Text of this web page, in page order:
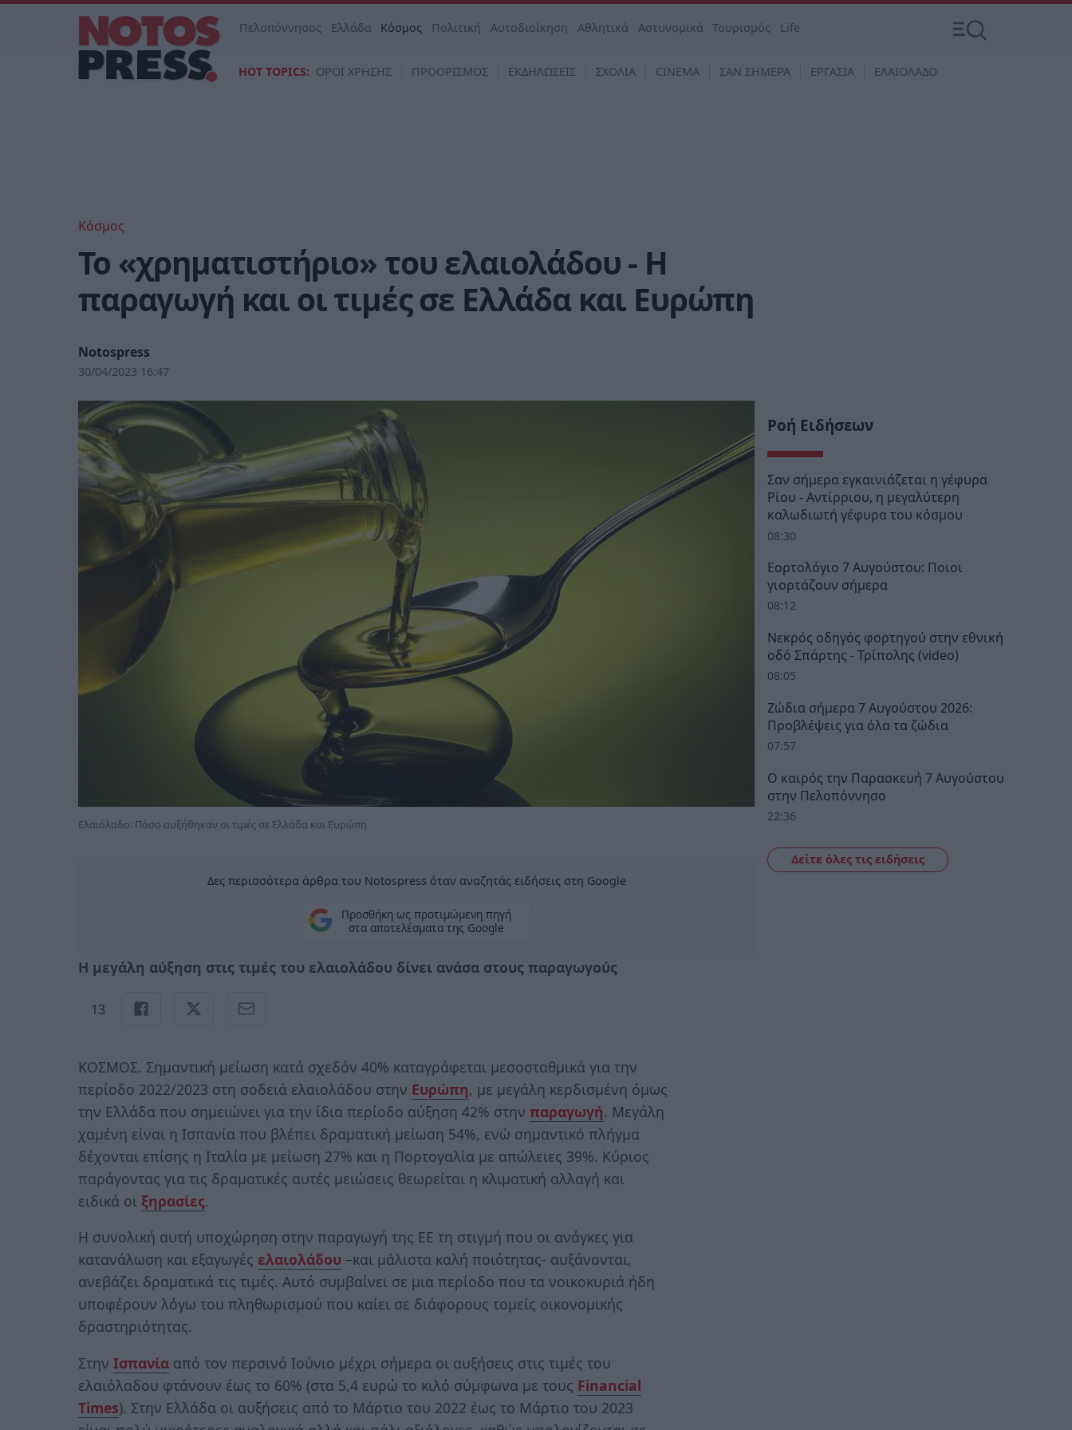
Πελοπόννησος Ελλάδα Κόσμος Πολιτική Αυτοδιοίκηση Αθλητικά Αστυνομικά Τουρισμός Life
HOT TOPICS: ΟΡΟΙ ΧΡΗΣΗΣ ΠΡΟΟΡΙΣΜΟΣ ΕΚΔΗΛΩΣΕΙΣ ΣΧΟΛΙΑ CINEMA ΣΑΝ ΣΗΜΕΡΑ ΕΡΓΑΣΙΑ ΕΛΑΙΟΛΑΔΟ
Κόσμος
Το «χρηματιστήριο» του ελαιολάδου - Η
παραγωγή και οι τιμές σε Ελλάδα και Ευρώπη
Notospress
30/04/2023 16:47
Ελαιόλαδο: Πόσο αυξήθηκαν οι τιμές σε Ελλάδα και Ευρώπη
Δες περισσότερα άρθρα του Notospress όταν αναζητάς ειδήσεις στη Google
Προσθήκη ως προτιμώμενη πηγή
στα αποτελέσματα της Google
Η μεγάλη αύξηση στις τιμές του ελαιολάδου δίνει ανάσα στους παραγωγούς
13
ΚΟΣΜΟΣ. Σημαντική μείωση κατά σχεδόν 40% καταγράφεται μεσοσταθμικά για την
περίοδο 2022/2023 στη σοδειά ελαιολάδου στην Ευρώπη, με μεγάλη κερδισμένη όμως
την Ελλάδα που σημειώνει για την ίδια περίοδο αύξηση 42% στην παραγωγή. Μεγάλη
χαμένη είναι η Ισπανία που βλέπει δραματική μείωση 54%, ενώ σημαντικό πλήγμα
δέχονται επίσης η Ιταλία με μείωση 27% και η Πορτογαλία με απώλειες 39%. Κύριος
παράγοντας για τις δραματικές αυτές μειώσεις θεωρείται η κλιματική αλλαγή και
ειδικά οι ξηρασίες.
Η συνολική αυτή υποχώρηση στην παραγωγή της ΕΕ τη στιγμή που οι ανάγκες για
κατανάλωση και εξαγωγές ελαιολάδου –και μάλιστα καλή ποιότητας- αυξάνονται,
ανεβάζει δραματικά τις τιμές. Αυτό συμβαίνει σε μια περίοδο που τα νοικοκυριά ήδη
υποφέρουν λόγω του πληθωρισμού που καίει σε διάφορους τομείς οικονομικής
δραστηριότητας.
Στην Ισπανία από τον περσινό Ιούνιο μέχρι σήμερα οι αυξήσεις στις τιμές του
ελαιόλαδου φτάνουν έως το 60% (στα 5,4 ευρώ το κιλό σύμφωνα με τους Financial
Times). Στην Ελλάδα οι αυξήσεις από το Μάρτιο του 2022 έως το Μάρτιο του 2023
Ροή Ειδήσεων
Σαν σήμερα εγκαινιάζεται η γέφυρα
Ρίου - Αντίρριου, η μεγαλύτερη
καλωδιωτή γέφυρα του κόσμου
08:30
Εορτολόγιο 7 Αυγούστου: Ποιοι
γιορτάζουν σήμερα
08:12
Νεκρός οδηγός φορτηγού στην εθνική
οδό Σπάρτης - Τρίπολης (video)
08:05
Ζώδια σήμερα 7 Αυγούστου 2026:
Προβλέψεις για όλα τα ζώδια
07:57
Ο καιρός την Παρασκευή 7 Αυγούστου
στην Πελοπόννησο
22:36
Δείτε όλες τις ειδήσεις